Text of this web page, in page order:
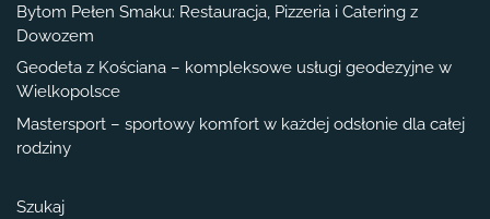
Bytom Pełen Smaku: Restauracja, Pizzeria i Catering z
Dowozem
Geodeta z Kościana – kompleksowe usługi geodezyjne w
Wielkopolsce
Mastersport – sportowy komfort w każdej odsłonie dla całej
rodziny
Szukaj